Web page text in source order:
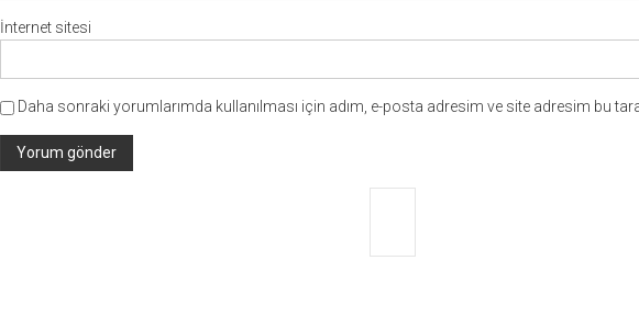
İnternet sitesi
Daha sonraki yorumlarımda kullanılması için adım, e-posta adresim ve site adresim bu